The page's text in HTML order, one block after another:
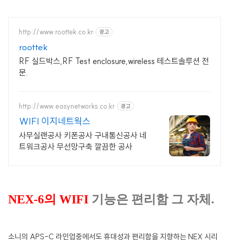
http://www.roottek.co.kr 광고
roottek
RF 실드박스,RF Test enclosure,wireless 테스트솔루션 전
문.
http://www.easynetworks.co.kr 광고
WIFI 이지네트웍스
사무실랜공사 키폰공사 구내통신공사 네
트워크공사 무선망구축 깔끔한 공사
NEX-6의 WIFI 기능은 편리함 그 자체.
소니의 APS-C 라인업중에서도 휴대성과 편리함을 지향하는 NEX 시리